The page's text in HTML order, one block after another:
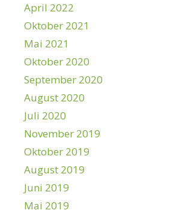
April 2022
Oktober 2021
Mai 2021
Oktober 2020
September 2020
August 2020
Juli 2020
November 2019
Oktober 2019
August 2019
Juni 2019
Mai 2019